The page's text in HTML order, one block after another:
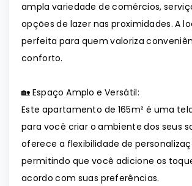
ampla variedade de comércios,
opções de lazer nas proximidades. A
perfeita para quem valoriza
conforto.
🏡 Espaço Amplo e Versátil:
Este apartamento de 165m² é uma
para você criar o ambiente dos seus
oferece a flexibilidade de
permitindo que você adicione os
acordo com suas preferências.